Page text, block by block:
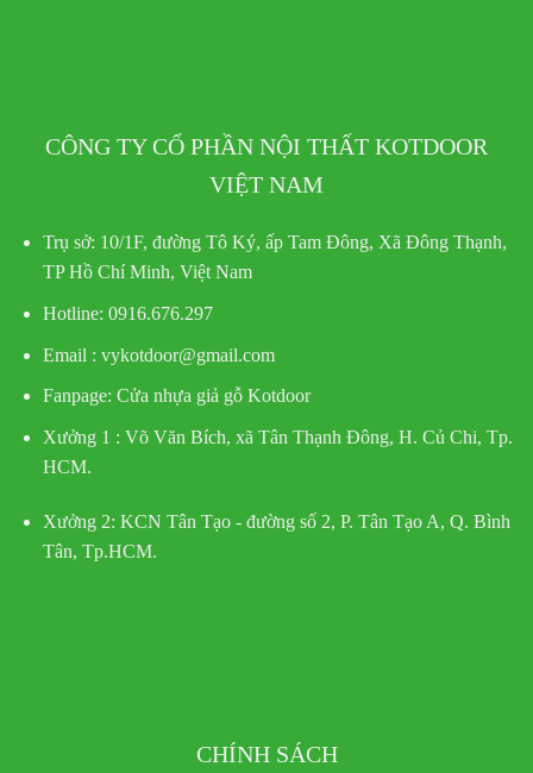
CÔNG TY CỔ PHẦN NỘI THẤT KOTDOOR
VIỆT NAM
Trụ sở: 10/1F, đường Tô Ký, ấp Tam Đông, Xã Đông Thạnh,
TP Hồ Chí Minh, Việt Nam
Hotline: 0916.676.297
Email : vykotdoor@gmail.com
Fanpage: Cửa nhựa giả gỗ Kotdoor
Xưởng 1 : Võ Văn Bích, xã Tân Thạnh Đông, H. Củ Chi, Tp.
HCM.
Xưởng 2: KCN Tân Tạo - đường số 2, P. Tân Tạo A, Q. Bình
Tân, Tp.HCM.
CHÍNH SÁCH